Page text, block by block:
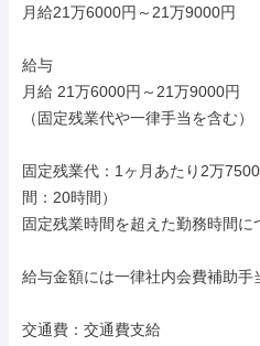
月給21万6000円～21万9000円
給与
月給 21万6000円～21万9000円
（固定残業代や一律手当を含む）
固定残業代：1ヶ月あたり2万
間：20時間）
固定残業時間を超えた勤務時間
給与金額には一律社内会費補助手
交通費：交通費支給